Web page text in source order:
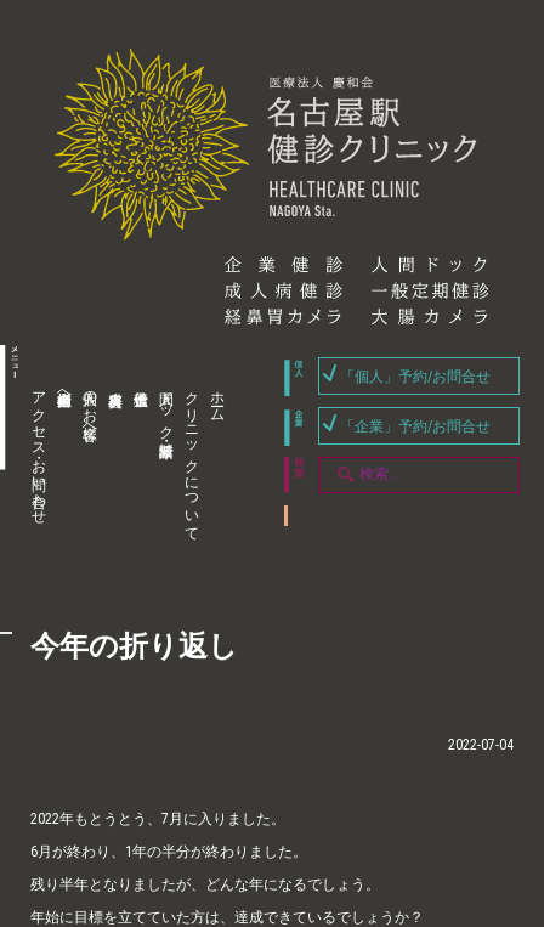
アクセス・お問い合わせ 企業内担当者様へ 個人のお客様へ 人間ドック・健康診断 クリニックについて ホーム
「個人」予約/お問合せ
「企業」予約/お問合せ
今年の折り返し
2022-07-04
2022年もとうとう、7月に入りました。
6月が終わり、1年の半分が終わりました。
残り半年となりましたが、どんな年になるでしょう。
年始に目標を立てていた方は、達成できているでしょうか？